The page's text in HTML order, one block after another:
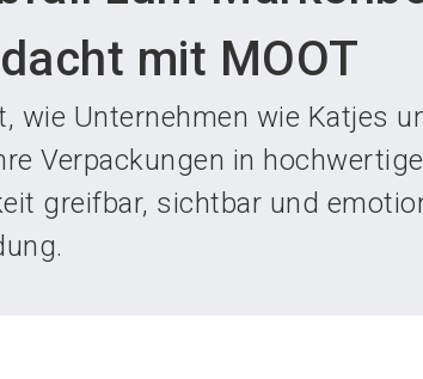
mit MOOT
wie Unternehmen wie Katjes
Verpackungen in
greifbar, sichtbar und